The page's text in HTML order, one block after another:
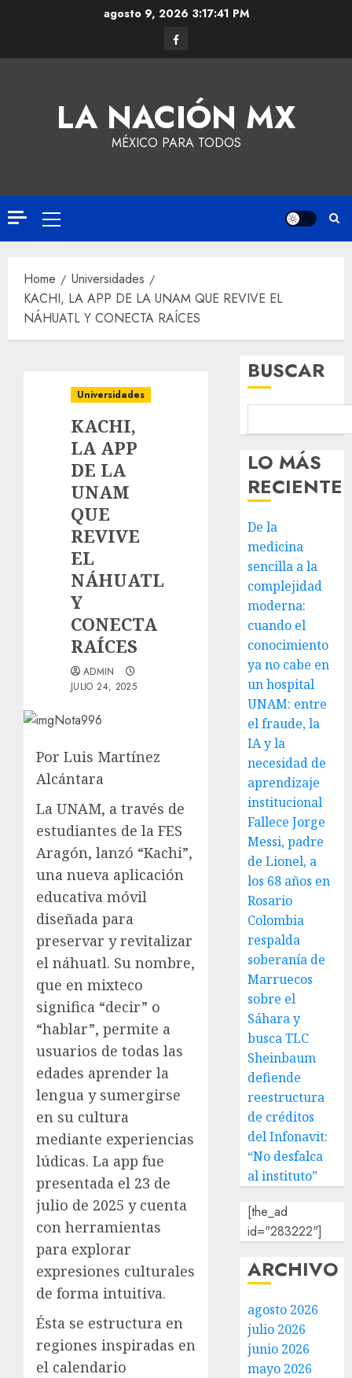
agosto 9, 2026 3:17:42 PM
LA NACIÓN MX
MÉXICO PARA TODOS
Home
Universidades
KACHI, LA APP DE LA UNAM QUE REVIVE EL
NÁHUATL Y CONECTA RAÍCES
Universidades
KACHI,
LA APP
DE LA
UNAM
QUE
REVIVE
EL
NÁHUATL
Y
CONECTA
RAÍCES
ADMIN
JULIO 24, 2025
Por Luis Martínez
Alcántara
La UNAM, a través de
estudiantes de la FES
Aragón, lanzó “Kachi”,
una nueva aplicación
educativa móvil
diseñada para
preservar y revitalizar
el náhuatl. Su nombre,
que en mixteco
significa “decir” o
“hablar”, permite a
usuarios de todas las
edades aprender la
lengua y sumergirse
en su cultura
mediante experiencias
lúdicas. La app fue
presentada el 23 de
julio de 2025 y cuenta
con herramientas
para explorar
expresiones culturales
de forma intuitiva.
Ésta se estructura en
regiones inspiradas en
el calendario
BUSCAR
LO MÁS
RECIENTE
De la
medicina
sencilla a la
complejidad
moderna:
cuando el
conocimiento
ya no cabe en
un hospital
UNAM: entre
el fraude, la
IA y la
necesidad de
aprendizaje
institucional
Fallece Jorge
Messi, padre
de Lionel, a
los 68 años en
Rosario
Colombia
respalda
soberanía de
Marruecos
sobre el
Sáhara y
busca TLC
Sheinbaum
defiende
reestructura
de créditos
del Infonavit:
“No desfalca
al instituto”
[the_ad
id="283222"]
ARCHIVO
agosto 2026
julio 2026
junio 2026
mayo 2026